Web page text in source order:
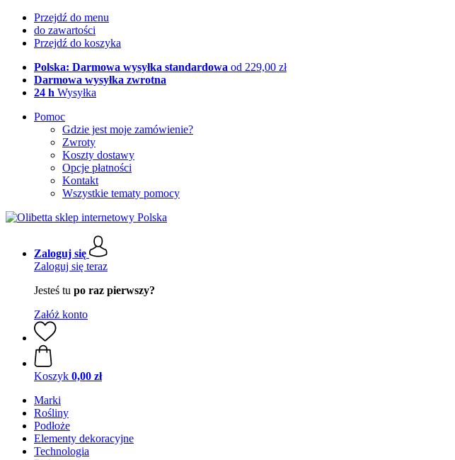
Przejdź do menu
do zawartości
Przejdź do koszyka
Polska: Darmowa wysyłka standardowa od 229,00 zł
Darmowa wysyłka zwrotna
24 h Wysyłka
Pomoc
Gdzie jest moje zamówienie?
Zwroty
Koszty dostawy
Opcje płatności
Kontakt
Wszystkie tematy pomocy
Zaloguj się
Zaloguj się teraz
Jesteś tu po raz pierwszy?
Załóż konto
Koszyk 0,00 zł
Marki
Rośliny
Podłoże
Elementy dekoracyjne
Technologia